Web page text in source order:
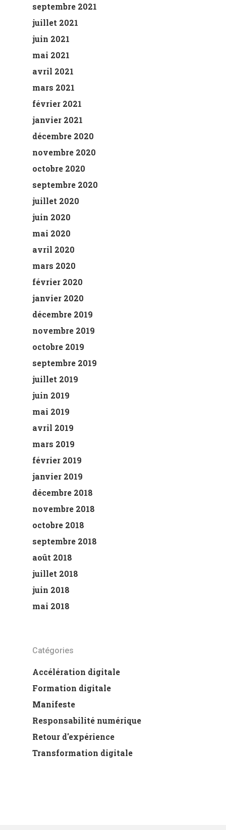
septembre 2021
juillet 2021
juin 2021
mai 2021
avril 2021
mars 2021
février 2021
janvier 2021
décembre 2020
novembre 2020
octobre 2020
septembre 2020
juillet 2020
juin 2020
mai 2020
avril 2020
mars 2020
février 2020
janvier 2020
décembre 2019
novembre 2019
octobre 2019
septembre 2019
juillet 2019
juin 2019
mai 2019
avril 2019
mars 2019
février 2019
janvier 2019
décembre 2018
novembre 2018
octobre 2018
septembre 2018
août 2018
juillet 2018
juin 2018
mai 2018
Catégories
Accélération digitale
Formation digitale
Manifeste
Responsabilité numérique
Retour d'expérience
Transformation digitale